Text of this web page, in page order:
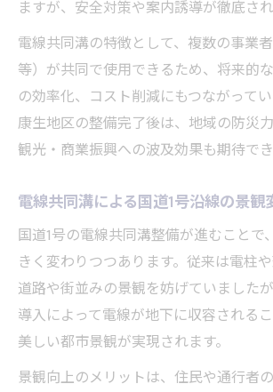
ますが、安全対策や案内誘導が徹底され
電線共同溝の特徴として、複数の事業
等）が共同で使用できるため、将来的
の効率化、コスト削減にもつながって
康生地区の整備完了後は、地域の防災
観光・商業振興への波及効果も期待でき
電線共同溝による国道1号沿線の景観
国道1号の電線共同溝整備が進むことで
きく変わりつつあります。従来は電柱や
道路や街並みの景観を妨げていました
導入によって電線が地下に収容される
美しい都市景観が実現されます。
景観向上のメリットは、住民や通行者